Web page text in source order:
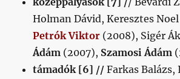
Holman Dávid, Keresztes
Petrók Viktor (2008), Sigér
Ádám (2007), Szamosi Ádám
támadók [6] // Farkas